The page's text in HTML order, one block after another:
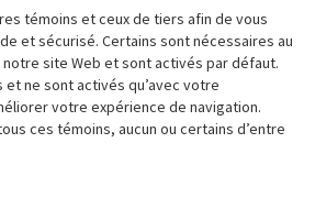
Salle de presse
Support
témoins et ceux de tiers afin de vous
et sécurisé. Certains sont nécessaires au
site Web et sont activés par défaut.
et ne sont activés qu’avec votre
votre expérience de navigation.
ces témoins, aucun ou certains d’entre